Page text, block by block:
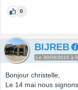
0
BIJREB
Le 30/04/2010 à
Bonjour christelle,
Le 14 mai nous